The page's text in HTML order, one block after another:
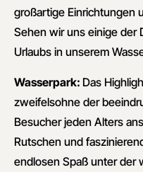
großartige Einrichtungen
Sehen wir uns einige der
Urlaubs in unserem
Wasserpark: Das
zweifelsohne der
Besucher jeden Alters
Rutschen und
endlosen Spaß unter der